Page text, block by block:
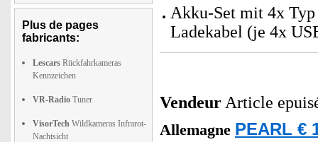
Plus de pages
fabricants:
Lescars Rückfahrkameras
Kennzeichen
VR-Radio Tuner
VisorTech Wildkameras Infrarot-
Nachtsicht
Akku-Set mit 4x
Ladekabel (je 4x
Vendeur Article
Allemagne PEARL €